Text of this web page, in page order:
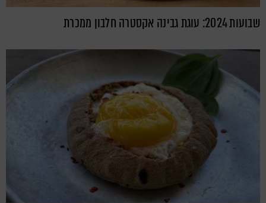
שבועות 2024: עוגת גבינה אקסטרה חלבון ממכרת